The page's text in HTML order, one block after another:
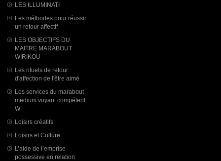
LES ILLUMINATI
Les méthodes pour réussir
un retour affectif
LES OBJECTIFS DU
MAITRE MARABOUT
WIRIKOU
Les rituels de retour
d'affection de l'être aimé
Les services du marabout
medium voyant compétent
W
Loisirs créatifs
Loisirs et Culture
L’aide de l’emprise
possessive en relation